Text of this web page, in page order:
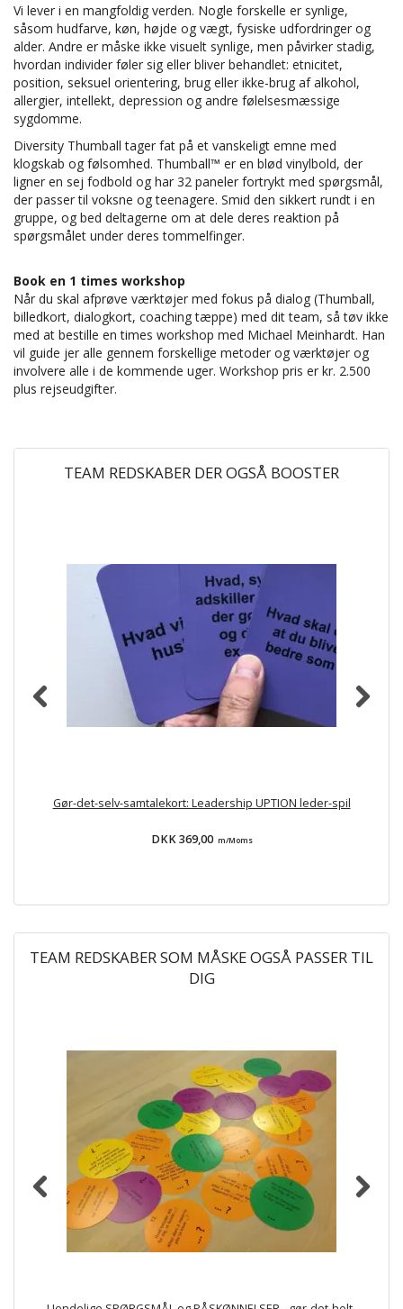
Vi lever i en mangfoldig verden. Nogle forskelle er synlige,
såsom hudfarve, køn, højde og vægt, fysiske udfordringer og
alder. Andre er måske ikke visuelt synlige, men påvirker stadig,
hvordan individer føler sig eller bliver behandlet: etnicitet,
position, seksuel orientering, brug eller ikke-brug af alkohol,
allergier, intellekt, depression og andre følelsesmæssige
sygdomme.
Diversity Thumball tager fat på et vanskeligt emne med
klogskab og følsomhed. Thumball™ er en blød vinylbold, der
ligner en sej fodbold og har 32 paneler fortrykt med spørgsmål,
der passer til voksne og teenagere. Smid den sikkert rundt i en
gruppe, og bed deltagerne om at dele deres reaktion på
spørgsmålet under deres tommelfinger.
Book en 1 times workshop
Når du skal afprøve værktøjer med fokus på dialog (Thumball,
billedkort, dialogkort, coaching tæppe) med dit team, så tøv ikke
med at bestille en times workshop med Michael Meinhardt. Han
vil guide jer alle gennem forskellige metoder og værktøjer og
involvere alle i de kommende uger. Workshop pris er kr. 2.500
plus rejseudgifter.
TEAM REDSKABER DER OGSÅ BOOSTER
Gør-det-selv-samtalekort: Leadership UPTION leder-spil
DKK 369,00 m/Moms
TEAM REDSKABER SOM MÅSKE OGSÅ PASSER TIL
DIG